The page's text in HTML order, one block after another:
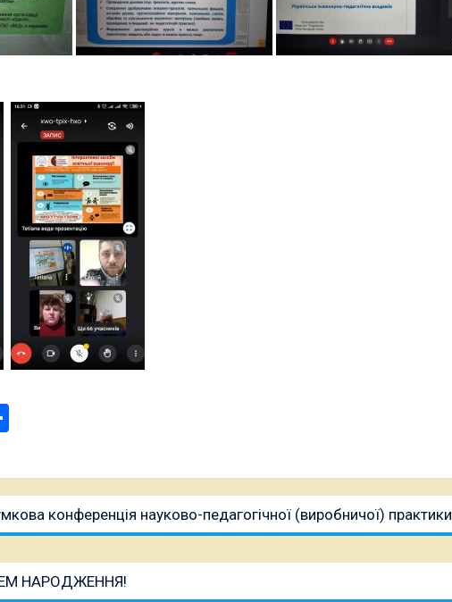
конференція науково-педагогічної (виробничої) практики
НАРОДЖЕННЯ!